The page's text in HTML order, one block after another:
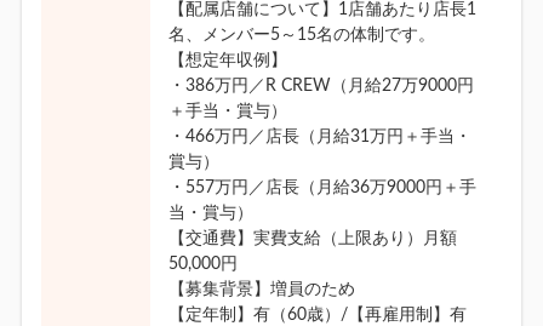
【配属店舗について】1店舗あたり店長1
名、メンバー5～15名の体制です。
【想定年収例】
・386万円／R CREW（月給27万9000円
＋手当・賞与）
・466万円／店長（月給31万円＋手当・
賞与）
・557万円／店長（月給36万9000円＋手
当・賞与）
【交通費】実費支給（上限あり）月額
50,000円
【募集背景】増員のため
【定年制】有（60歳）/【再雇用制】有